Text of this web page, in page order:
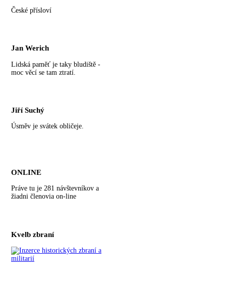
České přísloví
Jan Werich
Lidská paměť je taky bludiště -
moc věcí se tam ztratí.
Jiří Suchý
Úsměv je svátek obličeje.
ONLINE
Práve tu je 281 návštevníkov a
žiadni členovia on-line
Kvelb zbraní